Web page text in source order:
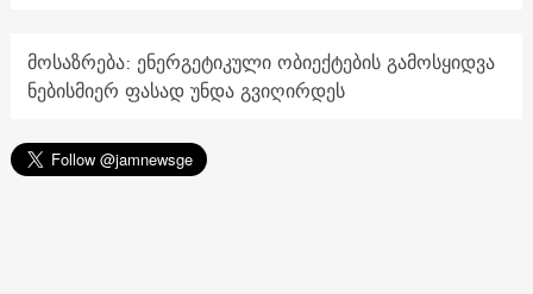
მოსაზრება: ენერგეტიკული ობიექტების გამოსყიდვა
ნებისმიერ ფასად უნდა გვიღირდეს